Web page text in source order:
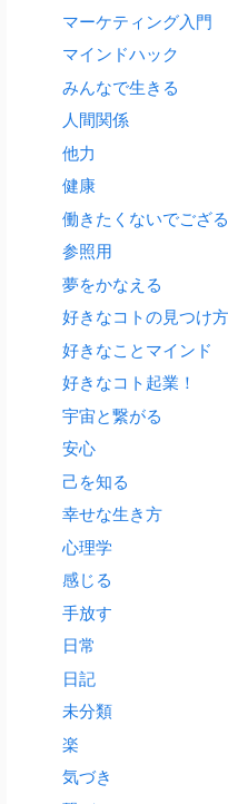
マーケティング入門
マインドハック
みんなで生きる
人間関係
他力
健康
働きたくないでござる
参照用
夢をかなえる
好きなコトの見つけ方
好きなことマインド
好きなコト起業！
宇宙と繋がる
安心
己を知る
幸せな生き方
心理学
感じる
手放す
日常
日記
未分類
楽
気づき